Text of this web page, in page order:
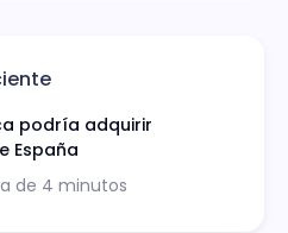
podría adquirir
España
de 4 minutos